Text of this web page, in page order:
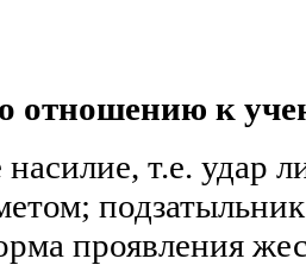
отношению к
т.е. удар
проявления